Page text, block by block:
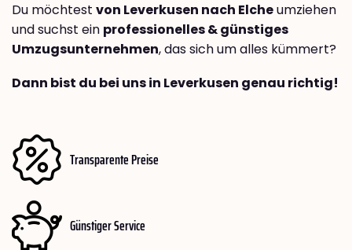
Du möchtest von Leverkusen nach Elcheumziehen
und suchst ein professionelles & günstiges
Umzugsunternehmen, das sich um alles kümmert?
Dann bist du bei uns in Leverkusen genau richtig!
Transparente Preise
Günstiger Service